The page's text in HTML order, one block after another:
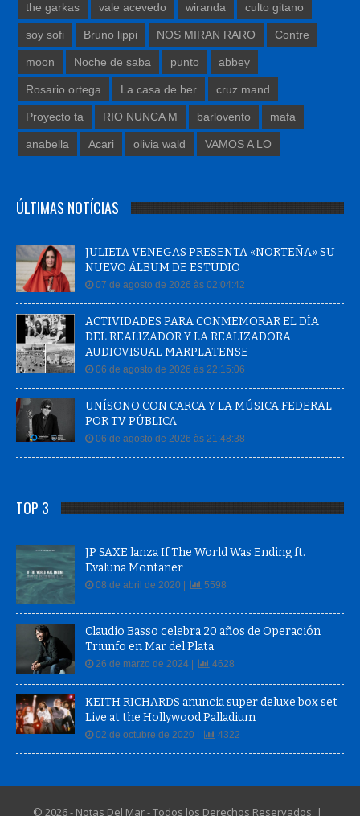
the garkas vale acevedo wiranda culto gitano
soy sofi Bruno lippi NOS MIRAN RARO Contre
moon Noche de saba punto abbey
Rosario ortega La casa de ber cruz mand
Proyecto ta RIO NUNCA M barlovento mafa
anabella Acari olivia wald VAMOS A LO
ÚLTIMAS NOTÍCIAS
JULIETA VENEGAS PRESENTA «NORTEÑA» SU
NUEVO ÁLBUM DE ESTUDIO
07 de agosto de 2026 às 02:04:42
ACTIVIDADES PARA CONMEMORAR EL DÍA
DEL REALIZADOR Y LA REALIZADORA
AUDIOVISUAL MARPLATENSE
06 de agosto de 2026 às 22:15:06
UNÍSONO CON CARCA Y LA MÚSICA FEDERAL
POR TV PÚBLICA
06 de agosto de 2026 às 21:48:38
TOP 3
JP SAXE lanza If The World Was Ending ft.
Evaluna Montaner
08 de abril de 2020 | 5598
Claudio Basso celebra 20 años de Operación
Triunfo en Mar del Plata
26 de marzo de 2024 | 4628
KEITH RICHARDS anuncia super deluxe box set
Live at the Hollywood Palladium
02 de octubre de 2020 | 4322
© 2026 - Notas Del Mar - Todos los Derechos Reservados |